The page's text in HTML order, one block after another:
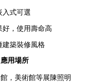
式可選
，使用壽命高
築裝修風格
用場所
，美術館等展陳照明